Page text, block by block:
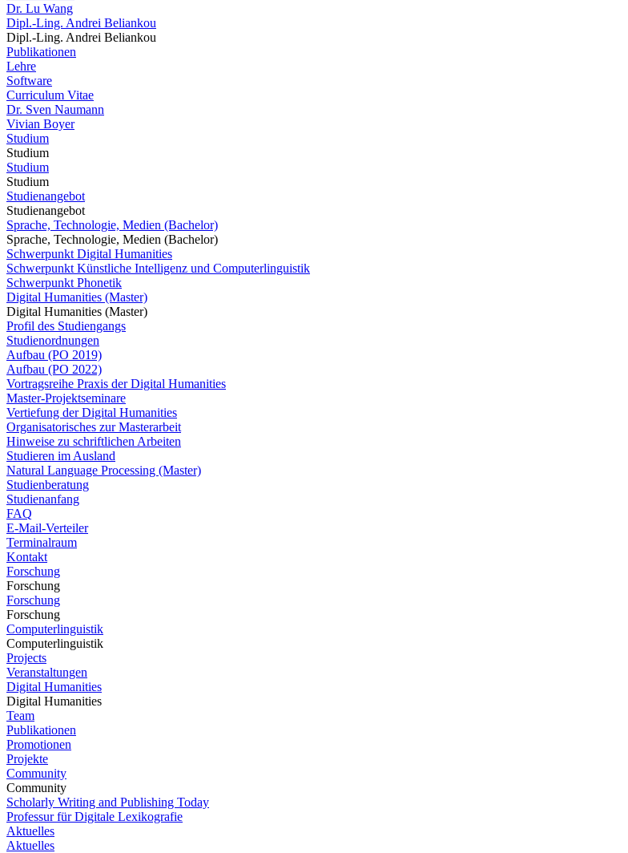
Dr. Lu Wang
Dipl.-Ling. Andrei Beliankou
Dipl.-Ling. Andrei Beliankou
Publikationen
Lehre
Software
Curriculum Vitae
Dr. Sven Naumann
Vivian Boyer
Studium
Studium
Studium
Studium
Studienangebot
Studienangebot
Sprache, Technologie, Medien (Bachelor)
Sprache, Technologie, Medien (Bachelor)
Schwerpunkt Digital Humanities
Schwerpunkt Künstliche Intelligenz und Computerlinguistik
Schwerpunkt Phonetik
Digital Humanities (Master)
Digital Humanities (Master)
Profil des Studiengangs
Studienordnungen
Aufbau (PO 2019)
Aufbau (PO 2022)
Vortragsreihe Praxis der Digital Humanities
Master-Projektseminare
Vertiefung der Digital Humanities
Organisatorisches zur Masterarbeit
Hinweise zu schriftlichen Arbeiten
Studieren im Ausland
Natural Language Processing (Master)
Studienberatung
Studienanfang
FAQ
E-Mail-Verteiler
Terminalraum
Kontakt
Forschung
Forschung
Forschung
Forschung
Computerlinguistik
Computerlinguistik
Projects
Veranstaltungen
Digital Humanities
Digital Humanities
Team
Publikationen
Promotionen
Projekte
Community
Community
Scholarly Writing and Publishing Today
Professur für Digitale Lexikografie
Aktuelles
Aktuelles